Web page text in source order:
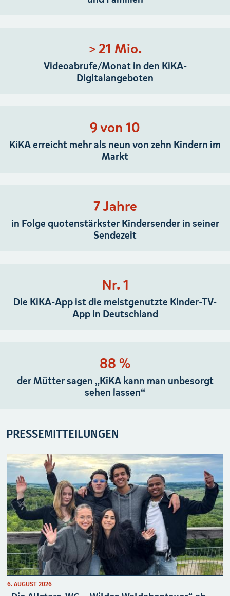
> 21 Mio.
Videoabrufe/Monat in den KiKA-
Digitalangeboten
9 von 10
KiKA erreicht mehr als neun von zehn Kindern im
Markt
7 Jahre
in Folge quotenstärkster Kindersender in seiner
Sendezeit
Nr. 1
Die KiKA-App ist die meistgenutzte Kinder-TV-
App in Deutschland
88 %
der Mütter sagen „KiKA kann man unbesorgt
sehen lassen“
PRESSEMITTEILUNGEN
6. AUGUST 2026